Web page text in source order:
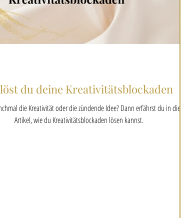
du deine Kreativitätsblockaden
die Kreativität oder die zündende Idee? Dann erfährst du in diesem
Artikel, wie du Kreativitätsblockaden lösen kannst.